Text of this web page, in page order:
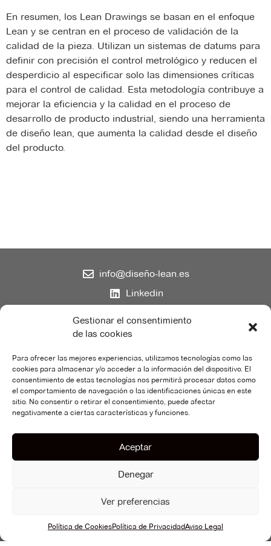
Gestionar el consentimiento
de las cookies
Para ofrecer las mejores experiencias, utilizamos tecnologías como las
cookies para almacenar y/o acceder a la información del dispositivo. El
consentimiento de estas tecnologías nos permitirá procesar datos como
el comportamiento de navegación o las identificaciones únicas en este
sitio. No consentir o retirar el consentimiento, puede afectar
negativamente a ciertas características y funciones.
Aceptar
Denegar
Ver preferencias
Política de CookiesPolítica de PrivacidadAviso Legal
En resumen, los Lean Drawings se basan en el enfoque
Lean y se centran en el proceso de validación de la
calidad de la pieza. Utilizan un sistemas de datums para
definir con precisión el control metrológico y reducen el
desperdicio al especificar solo las dimensiones críticas
para el control de calidad. Esta metodología contribuye a
mejorar la eficiencia y la calidad en el proceso de
desarrollo de producto industrial, siendo una herramienta
de diseño lean, que aumenta la calidad desde el diseño
del producto.
info@diseño-lean.es
Linkedin
Aviso Legal
Política de Privacidad
Política de Cookies
Date de Alta en nuestra Newsletter Comunidad de
Diseño LEAN